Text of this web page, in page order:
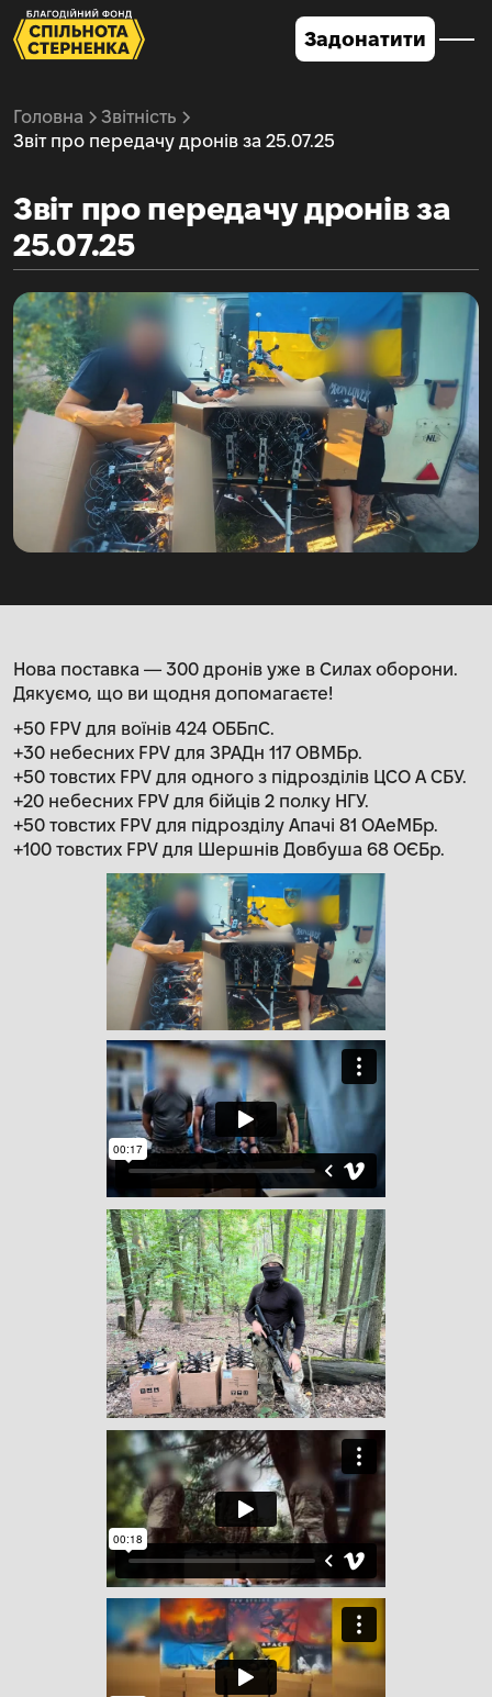
Задонатити
Головна
Звітність
Звіт про передачу дронів за 25.07.25
Звіт про передачу дронів за
25.07.25
Нова поставка — 300 дронів уже в Силах оборони.
Дякуємо, що ви щодня допомагаєте!
+50 FPV для воїнів 424 ОББпС.
+30 небесних FPV для ЗРАДн 117 ОВМБр.
+50 товстих FPV для одного з підрозділів ЦСО А СБУ.
+20 небесних FPV для бійців 2 полку НГУ.
+50 товстих FPV для підрозділу Апачі 81 ОАеМБр.
+100 товстих FPV для Шершнів Довбуша 68 ОЄБр.